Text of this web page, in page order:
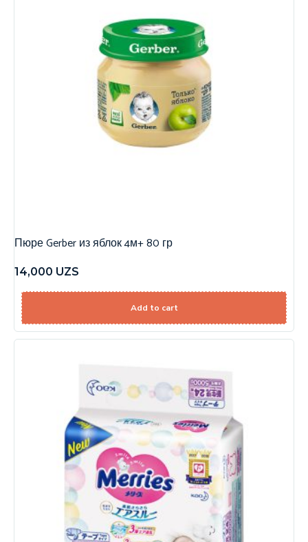
Пюре Gerber из яблок 4м+ 80 гр
14,000 UZS
Add to cart